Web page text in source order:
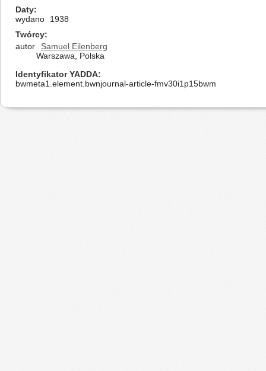
Daty
wydano
1938
Twórcy
autor
Samuel Eilenberg
Warszawa, Polska
Identyfikator YADDA
bwmeta1.element.bwnjournal-article-fmv30i1p15bwm